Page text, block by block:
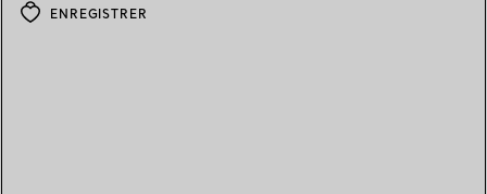
ENREGISTRER